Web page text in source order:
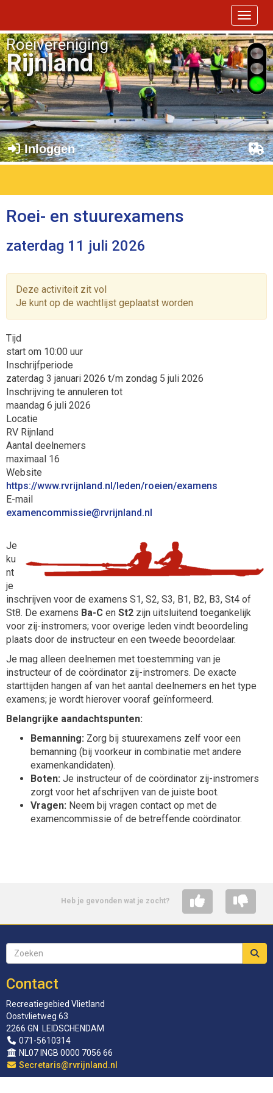
Toggle
Roeivereniging
Rijnland
Inloggen
Roei- en stuurexamens
zaterdag 11 juli 2026
Deze activiteit zit vol
Je kunt op de wachtlijst geplaatst worden
Tijd
start om 10:00 uur
Inschrijfperiode
zaterdag 3 januari 2026 t/m zondag 5 juli 2026
Inschrijving te annuleren tot
maandag 6 juli 2026
Locatie
RV Rijnland
Aantal deelnemers
maximaal 16
Website
https://www.rvrijnland.nl/leden/roeien/examens
E-mail
eissimmocnemaxe@rvrijnland.nl
Je
ku
nt
je
inschrijven voor de examens S1, S2, S3, B1, B2, B3, St4 of
St8. De examens Ba-C en St2 zijn uitsluitend toegankelijk
voor zij-instromers; voor overige leden vindt beoordeling
plaats door de instructeur en een tweede beoordelaar.
Je mag alleen deelnemen met toestemming van je
instructeur of de coördinator zij-instromers. De exacte
starttijden hangen af van het aantal deelnemers en het type
examens; je wordt hierover vooraf geïnformeerd.
Belangrijke aandachtspunten:
Bemanning: Zorg bij stuurexamens zelf voor een
bemanning (bij voorkeur in combinatie met andere
examenkandidaten).
Boten: Je instructeur of de coördinator zij-instromers
zorgt voor het afschrijven van de juiste boot.
Vragen: Neem bij vragen contact op met de
examencommissie of de betreffende coördinator.
Heb je gevonden wat je zocht?
Contact
Recreatiegebied Vlietland
Oostvlietweg 63
2266 GN LEIDSCHENDAM
071-5610314
NL07 INGB 0000 7056 66
siraterceS@rvrijnland.nl